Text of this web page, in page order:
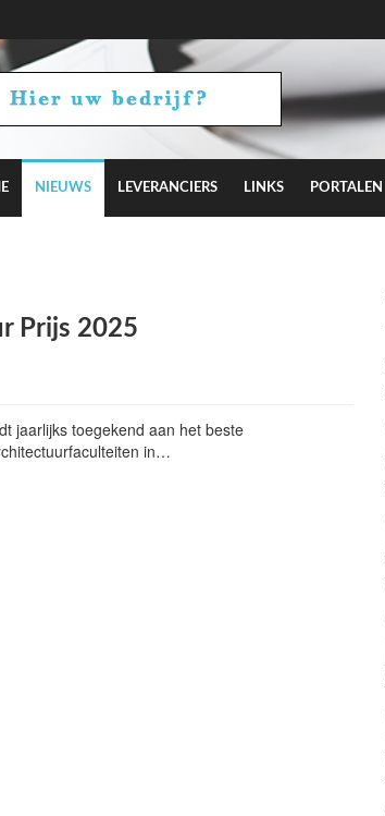
NIEUWS LEVERANCIERS LINKS PORTALEN
Prijs 2025
jaarlijks toegekend aan het beste
in…